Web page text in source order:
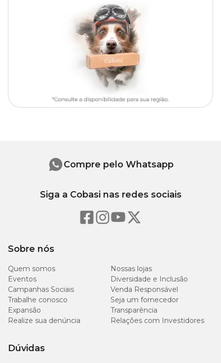
Sobre nós
Quem somos
Nossas lojas
Eventos
Diversidade e Inclusão
Campanhas Sociais
Venda Responsável
Trabalhe conosco
Seja um fornecedor
Expansão
Transparência
Realize sua denúncia
Relações com Investidores
Dúvidas
Compre pelo Whatsapp
Siga a Cobasi nas redes sociais